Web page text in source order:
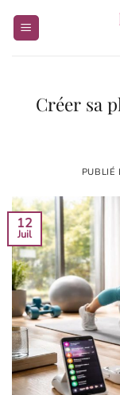
Créer sa
PUBLIÉ
12
Juil